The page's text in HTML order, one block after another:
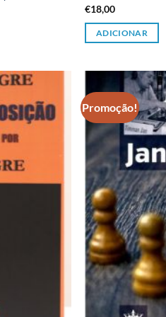
€18,00
ADICIONAR
Adicionar
à lista de
Promoção!